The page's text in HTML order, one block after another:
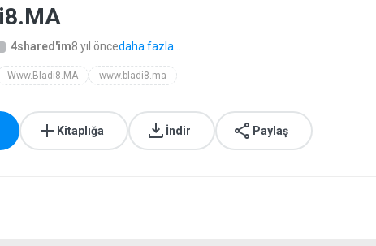
4shared'im8 yıl öncedaha fazla...
Www.Bladi8.MA www.bladi8.ma
Kitaplığa İndir Paylaş